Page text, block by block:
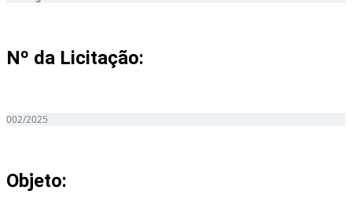
Nº da Licitação: ​​
002/2025
Objeto: